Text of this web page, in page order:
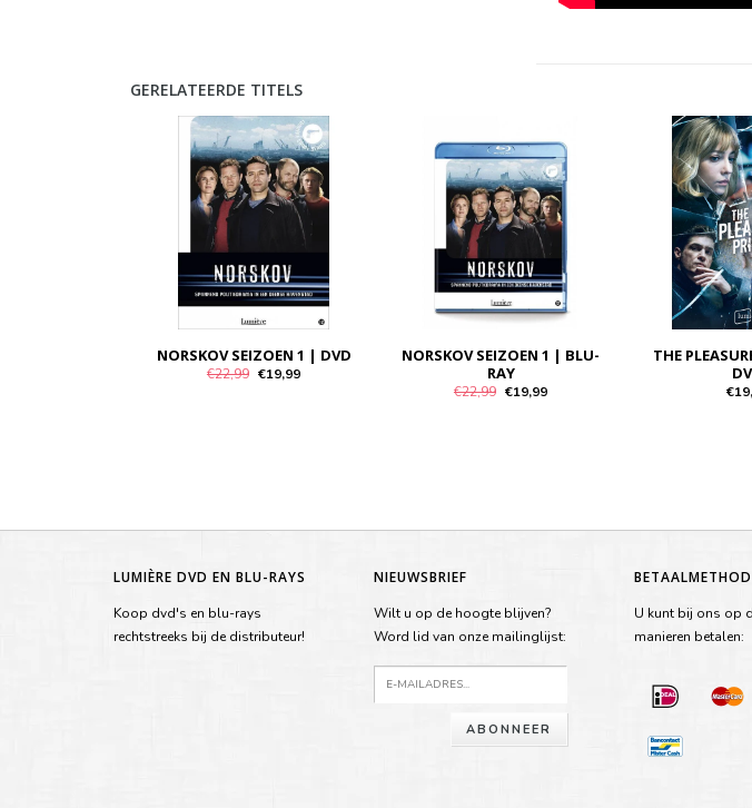
GERELATEERDE TITELS
NORSKOV SEIZOEN 1 | DVD
€22,99 €19,99
NORSKOV SEIZOEN 1 | BLU-
RAY
€22,99 €19,99
THE
LUMIÈRE DVD EN BLU-RAYS
Koop dvd's en blu-rays
rechtstreeks bij de distributeur!
NIEUWSBRIEF
Wilt u op de hoogte blijven?
Word lid van onze mailinglijst:
ABONNEER
U kunt bij ons op
manieren betalen: